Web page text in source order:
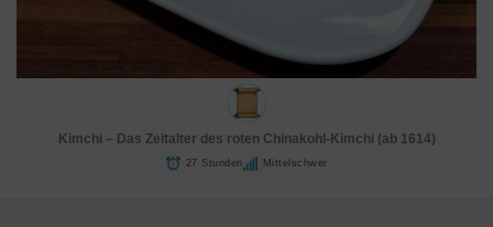
Kimchi – Das Zeitalter des roten Chinakohl-Kimchi (ab 1614)
27 Stunden Mittelschwer